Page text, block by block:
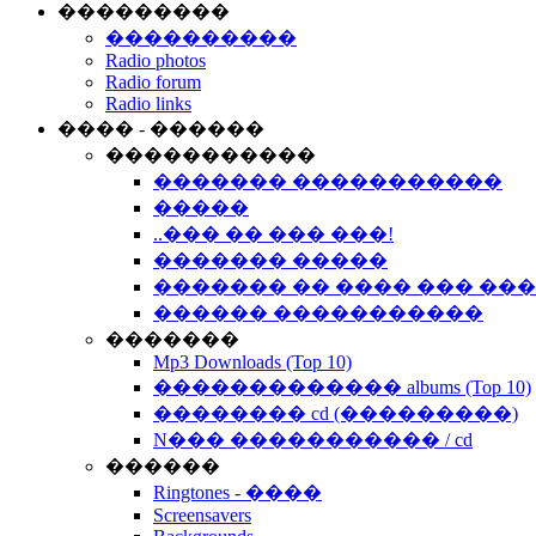
���������
����������
Radio photos
Radio forum
Radio links
���� - ������
�����������
������� �����������
�����
..��� �� ��� ���!
������� �����
������� �� ���� ���
������ �����������
�������
Mp3 Downloads (Top 10)
������������� albums (Top 10)
�������� cd (���������)
N��� ����������� / cd
������
Ringtones - ����
Screensavers